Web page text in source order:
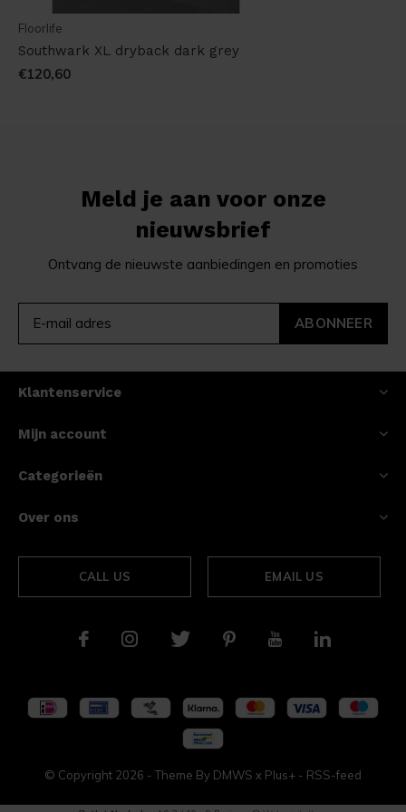
Floorlife
Southwark XL dryback dark grey
€120,60
Meld je aan voor onze
nieuwsbrief
Ontvang de nieuwste aanbiedingen en promoties
ABONNEER
Klantenservice
Mijn account
Categorieën
Over ons
CALL US EMAIL US
© Copyright 2026 - Theme By DMWS x Plus+ - RSS-feed